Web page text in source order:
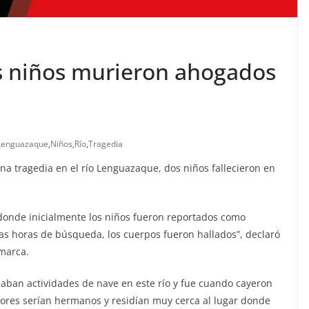
niños murieron ahogados
,Niños,Río,Tragedia
tragedia en el río Lenguazaque, dos niños fallecieron en
inicialmente los niños fueron reportados como
horas de búsqueda, los cuerpos fueron hallados”, declaró
actividades de nave en este río y fue cuando cayeron
serían hermanos y residían muy cerca al lugar donde